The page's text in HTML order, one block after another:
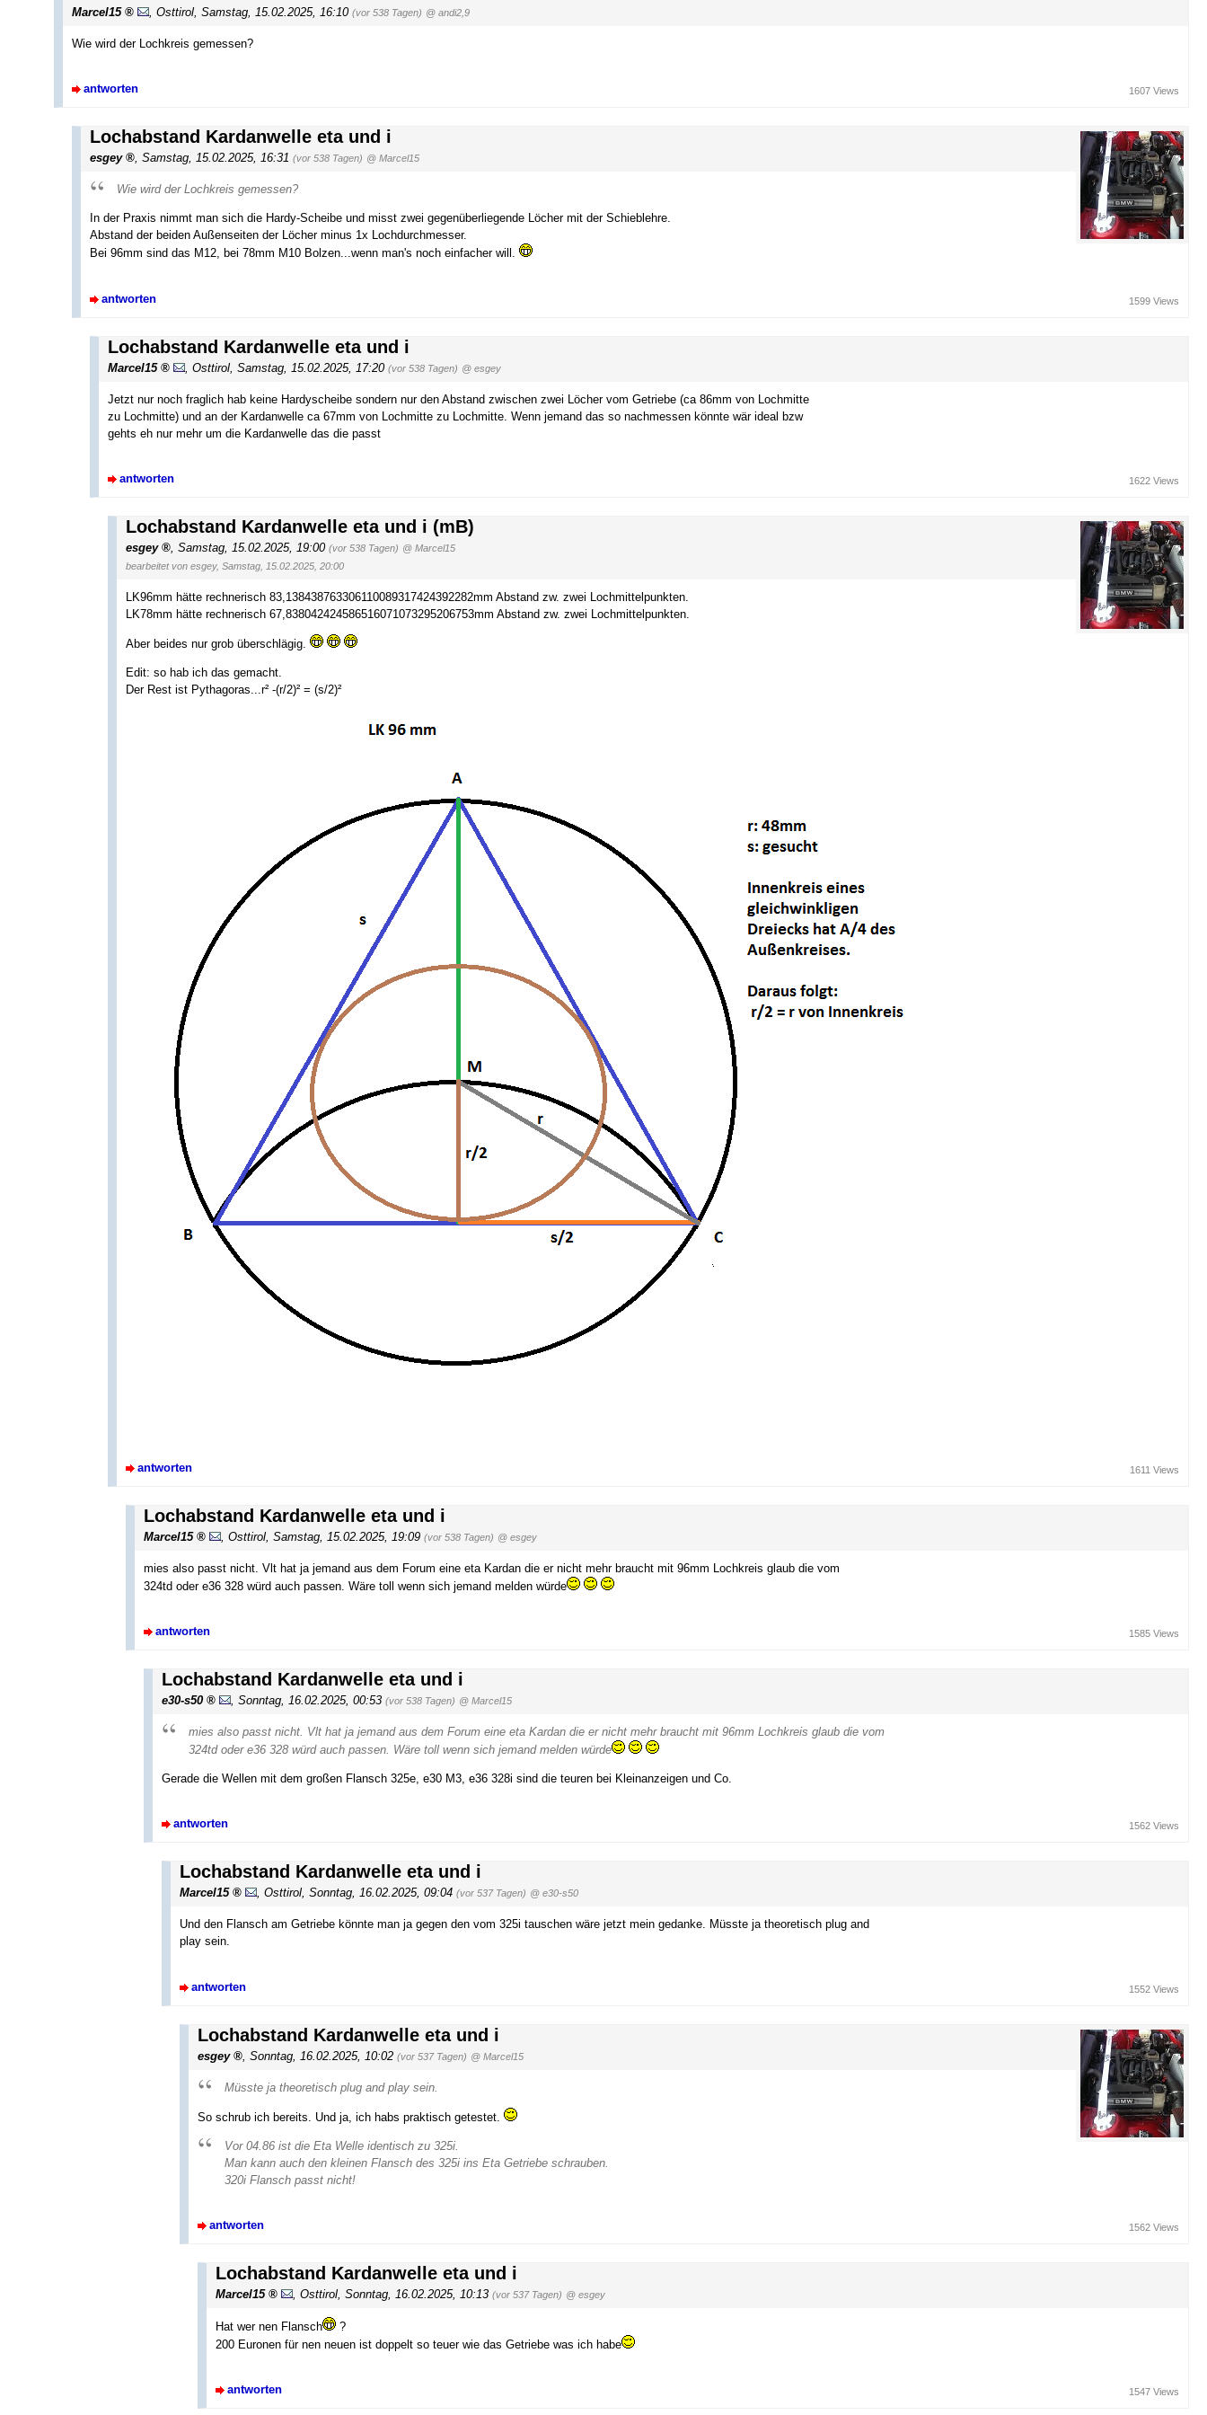
Marcel15 , Osttirol, Samstag, 15.02.2025, 16:10 (vor 538 Tagen) @ andi2,9
Wie wird der Lochkreis gemessen?
antworten 1607 Views
Lochabstand Kardanwelle eta und i
esgey , Samstag, 15.02.2025, 16:31 (vor 538 Tagen) @ Marcel15
Wie wird der Lochkreis gemessen?
In der Praxis nimmt man sich die Hardy-Scheibe und misst zwei gegenüberliegende Löcher mit der Schieblehre.
Abstand der beiden Außenseiten der Löcher minus 1x Lochdurchmesser.
Bei 96mm sind das M12, bei 78mm M10 Bolzen...wenn man's noch einfacher will.
antworten 1599 Views
Lochabstand Kardanwelle eta und i
Marcel15 Osttirol Samstag, 15.02.2025, 17:20 (vor 538 Tagen) @ esgey
Jetzt nur noch fraglich hab keine Hardyscheibe sondern nur den Abstand zwischen zwei Löcher vom Getriebe (ca 86mm von Lochmitte
zu Lochmitte) und an der Kardanwelle ca 67mm von Lochmitte zu Lochmitte. Wenn jemand das so nachmessen könnte wär ideal bzw
gehts eh nur mehr um die Kardanwelle das die passt
antworten 1622 Views
Lochabstand Kardanwelle eta und i (mB)
esgey Samstag, 15.02.2025, 19:00 (vor 538 Tagen) @ Marcel15
bearbeitet von esgey, Samstag, 15.02.2025, 20:00
LK96mm hätte rechnerisch 83,138438763306110089317424392282mm Abstand zw. zwei Lochmittelpunkten.
LK78mm hätte rechnerisch 67,838042424586516071073295206753mm Abstand zw. zwei Lochmittelpunkten.
Aber beides nur grob überschlägig.
Edit: so hab ich das gemacht.
Der Rest ist Pythagoras...r² -(r/2)² = (s/2)²
antworten 1611 Views
Lochabstand Kardanwelle eta und i
Marcel15 , Osttirol, Samstag, 15.02.2025, 19:09 (vor 538 Tagen) @ esgey
mies also passt nicht. Vlt hat ja jemand aus dem Forum eine eta Kardan die er nicht mehr braucht mit 96mm Lochkreis glaub die vom
324td oder e36 328 würd auch passen. Wäre toll wenn sich jemand melden würde
antworten 1585 Views
Lochabstand Kardanwelle eta und i
e30-s50 , Sonntag, 16.02.2025, 00:53 (vor 538 Tagen) @ Marcel15
mies also passt nicht. Vlt hat ja jemand aus dem Forum eine eta Kardan die er nicht mehr braucht mit 96mm Lochkreis glaub die vom
324td oder e36 328 würd auch passen. Wäre toll wenn sich jemand melden würde
Gerade die Wellen mit dem großen Flansch 325e, e30 M3, e36 328i sind die teuren bei Kleinanzeigen und Co.
antworten 1562 Views
Lochabstand Kardanwelle eta und i
Marcel15 , Osttirol, Sonntag, 16.02.2025, 09:04 (vor 537 Tagen) @ e30-s50
Und den Flansch am Getriebe könnte man ja gegen den vom 325i tauschen wäre jetzt mein gedanke. Müsste ja theoretisch plug and
play sein.
antworten 1552 Views
Lochabstand Kardanwelle eta und i
esgey Sonntag, 16.02.2025, 10:02 (vor 537 Tagen) @ Marcel15
Müsste ja theoretisch plug and play sein.
So schrub ich bereits. Und ja, ich habs praktisch getestet.
Vor 04.86 ist die Eta Welle identisch zu 325i.
Man kann auch den kleinen Flansch des 325i ins Eta Getriebe schrauben.
320i Flansch passt nicht!
antworten 1562 Views
Lochabstand Kardanwelle eta und i
Marcel15 Osttirol Sonntag, 16.02.2025, 10:13 (vor 537 Tagen) @ esgey
Hat wer nen Flansch
?
200 Euronen für nen neuen ist doppelt so teuer wie das Getriebe was ich habe
antworten 1547 Views